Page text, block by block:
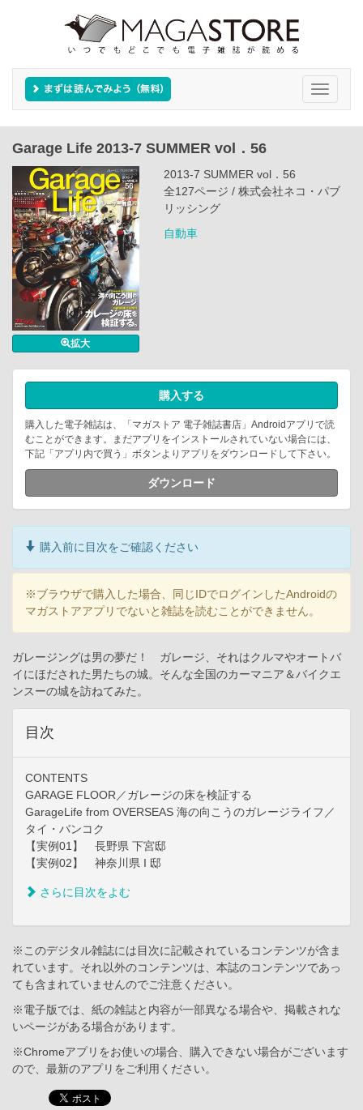
Toggle
Garage Life 2013-7 SUMMER vol．56
拡大
2013-7 SUMMER vol．56
全127ページ / 株式会社ネコ・パブ
リッシング
自動車
購入する
購入した電子雑誌は、「マガストア 電子雑誌書店」Androidアプリで読
むことができます。まだアプリをインストールされていない場合には、
下記「アプリ内で買う」ボタンよりアプリをダウンロードして下さい。
ダウンロード
購入前に目次をご確認ください
※ブラウザで購入した場合、同じIDでログインしたAndroidの
マガストアアプリでないと雑誌を読むことができません。
ガレージングは男の夢だ！ ガレージ、それはクルマやオートバ
イにほだされた男たちの城。そんな全国のカーマニア＆バイクエ
ンスーの城を訪ねてみた。
目次
CONTENTS
GARAGE FLOOR／ガレージの床を検証する
GarageLife from OVERSEAS 海の向こうのガレージライフ／
タイ・バンコク
【実例01】 長野県 下宮邸
【実例02】 神奈川県 I 邸
さらに目次をよむ
※このデジタル雑誌には目次に記載されているコンテンツが含ま
れています。それ以外のコンテンツは、本誌のコンテンツであっ
ても含まれていませんのでご注意ください。
※電子版では、紙の雑誌と内容が一部異なる場合や、掲載されな
いページがある場合があります。
※Chromeアプリをお使いの場合、購入できない場合がございます
ので、最新のアプリをご利用ください。